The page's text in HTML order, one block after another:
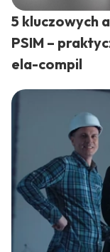
5 kluczowych
PSIM –
ela-compil